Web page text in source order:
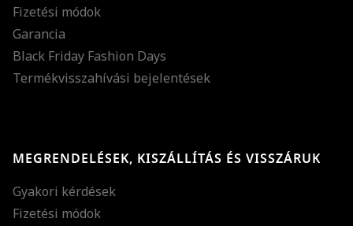
Fizetési módok
Garancia
Black Friday Fashion Days
Termékvisszahívási bejelentések
MEGRENDELÉSEK, KISZÁLLÍTÁS ÉS VISSZÁRUK
Gyakori kérdések
Fizetési módok